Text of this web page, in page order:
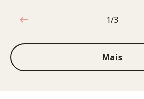
1 de 3
1/3
Mais